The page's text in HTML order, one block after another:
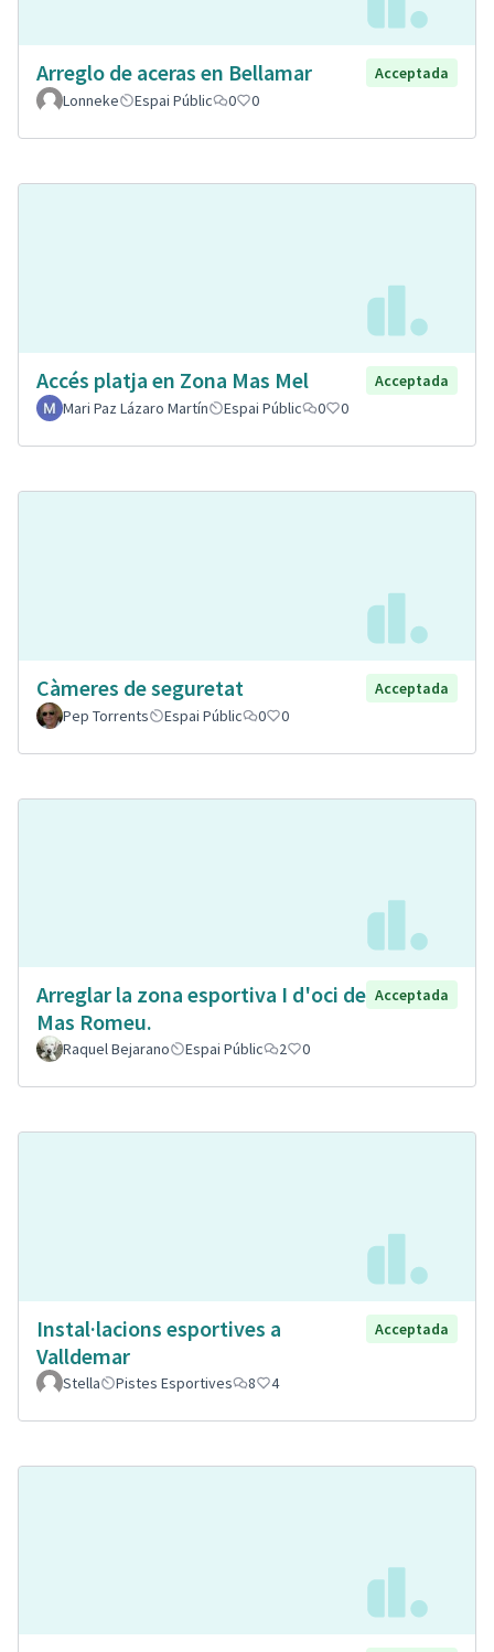
Arreglo de aceras en Bellamar
Acceptada
Lonneke
Espai Públic 0 0
Accés platja en Zona Mas Mel
Acceptada
Mari Paz Lázaro Martín
Espai Públic 0 0
Càmeres de seguretat
Acceptada
Pep Torrents
Espai Públic 0 0
Arreglar la zona esportiva I d'oci de
Mas Romeu.
Acceptada
Raquel Bejarano Espai Públic 2 0
Instal·lacions esportives a
Valldemar
Acceptada
Stella Pistes Esportives 8 4